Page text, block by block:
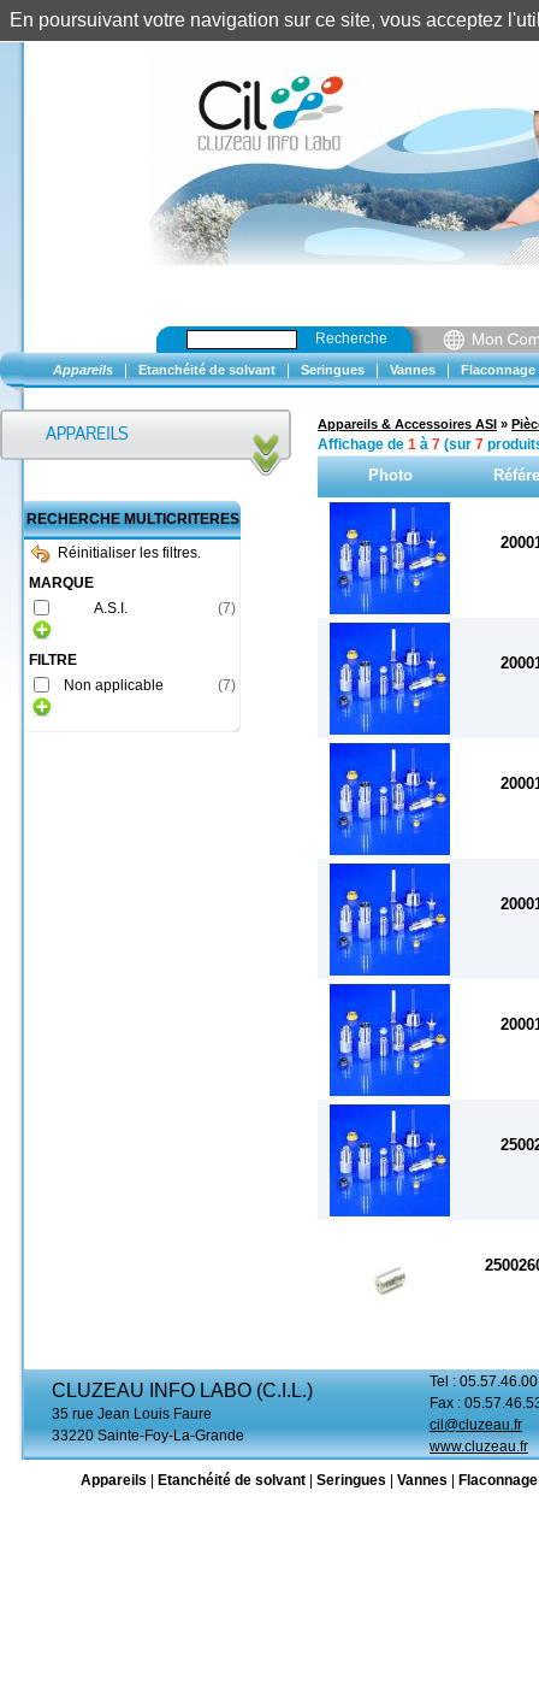
Recherche
Appareils Etanchéité de solvant Seringues Vannes Flaconnage
RECHERCHE MULTICRITERES
Réinitialiser les filtres.
MARQUE
A.S.I.
(7)
FILTRE
Non applicable
(7)
Appareils & Accessoires ASI »
Affichage de 1 à 7 (sur 7
Photo
CLUZEAU INFO LABO (C.I.L.)
35 rue Jean Louis Faure
33220 Sainte-Foy-La-Grande
Tel :
Fax :
cil@cluzeau.fr
www.cluzeau.fr
Appareils
Etanchéité de solvant Seringues Vannes Flaconnage
En poursuivant votre navigation sur ce site, vous acceptez